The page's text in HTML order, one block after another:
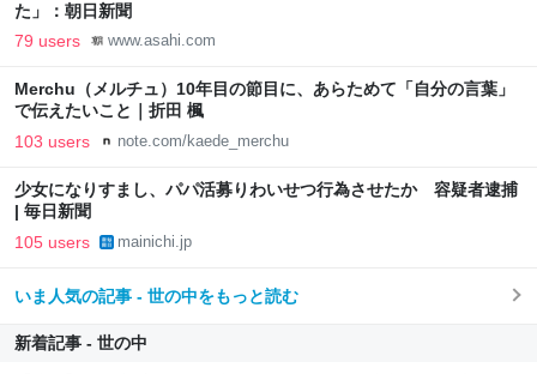
た」：朝日新聞
79 users www.asahi.com
Merchu（メルチュ）10年目の節目に、あらためて「自分の言葉」
で伝えたいこと｜折田 楓
103 users note.com/kaede_merchu
少女になりすまし、パパ活募りわいせつ行為させたか 容疑者逮捕
| 毎日新聞
105 users mainichi.jp
いま人気の記事 - 世の中をもっと読む
新着記事 - 世の中